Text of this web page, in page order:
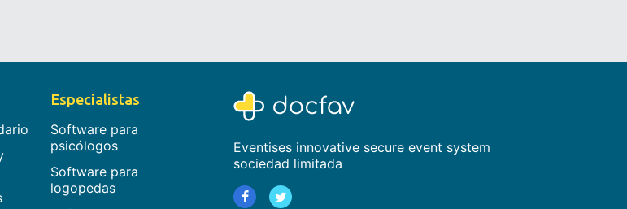
Especialistas
Software para
psicólogos
Software para
logopedas
Eventises innovative secure event system
sociedad limitada